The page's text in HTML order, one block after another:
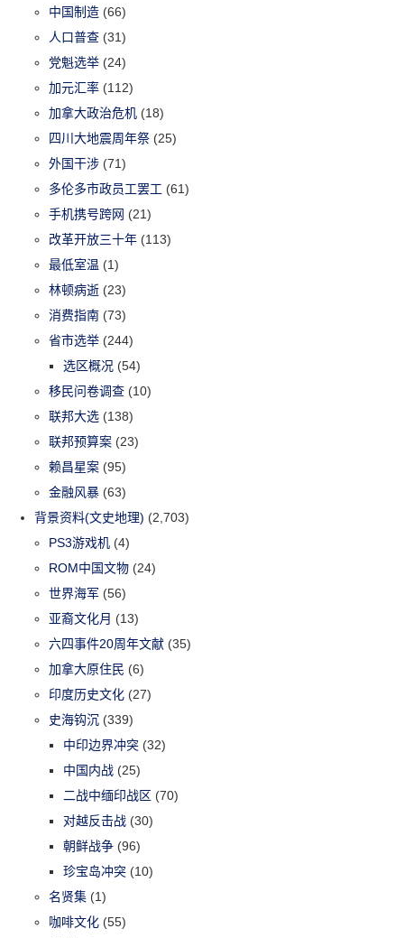
中国制造 (66)
人口普查 (31)
党魁选举 (24)
加元汇率 (112)
加拿大政治危机 (18)
四川大地震周年祭 (25)
外国干涉 (71)
多伦多市政员工罢工 (61)
手机携号跨网 (21)
改革开放三十年 (113)
最低室温 (1)
林顿病逝 (23)
消费指南 (73)
省市选举 (244)
选区概况 (54)
移民问卷调查 (10)
联邦大选 (138)
联邦预算案 (23)
赖昌星案 (95)
金融风暴 (63)
背景资料(文史地理) (2,703)
PS3游戏机 (4)
ROM中国文物 (24)
世界海军 (56)
亚裔文化月 (13)
六四事件20周年文献 (35)
加拿大原住民 (6)
印度历史文化 (27)
史海钩沉 (339)
中印边界冲突 (32)
中国内战 (25)
二战中缅印战区 (70)
对越反击战 (30)
朝鲜战争 (96)
珍宝岛冲突 (10)
名贤集 (1)
咖啡文化 (55)